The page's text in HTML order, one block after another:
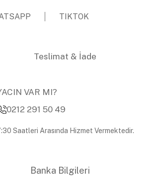
TIKTOK
Teslimat & İade
VAR MI?
0212 291 50 49
Saatleri Arasında Hizmet Vermektedir.
Banka Bilgileri